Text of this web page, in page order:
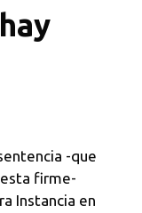
-que
firme-
Instancia en